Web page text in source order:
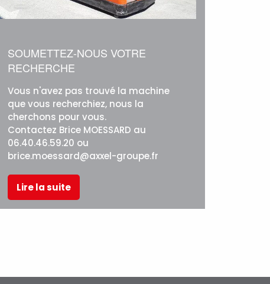
RECHERCHE
que vous recherchiez, nous la
cherchons pour vous.
Contactez Brice MOESSARD au
06.40.46.59.20 ou
brice.moessard@axxel-groupe.fr
Lire la suite